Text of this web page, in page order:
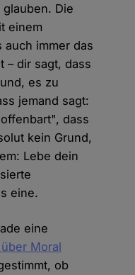
Die
einem
auch immer das
– dir sagt, dass
es zu
jemand sagt:
dass
kein Grund,
Lebe dein
eine.
eine
Moral
ob